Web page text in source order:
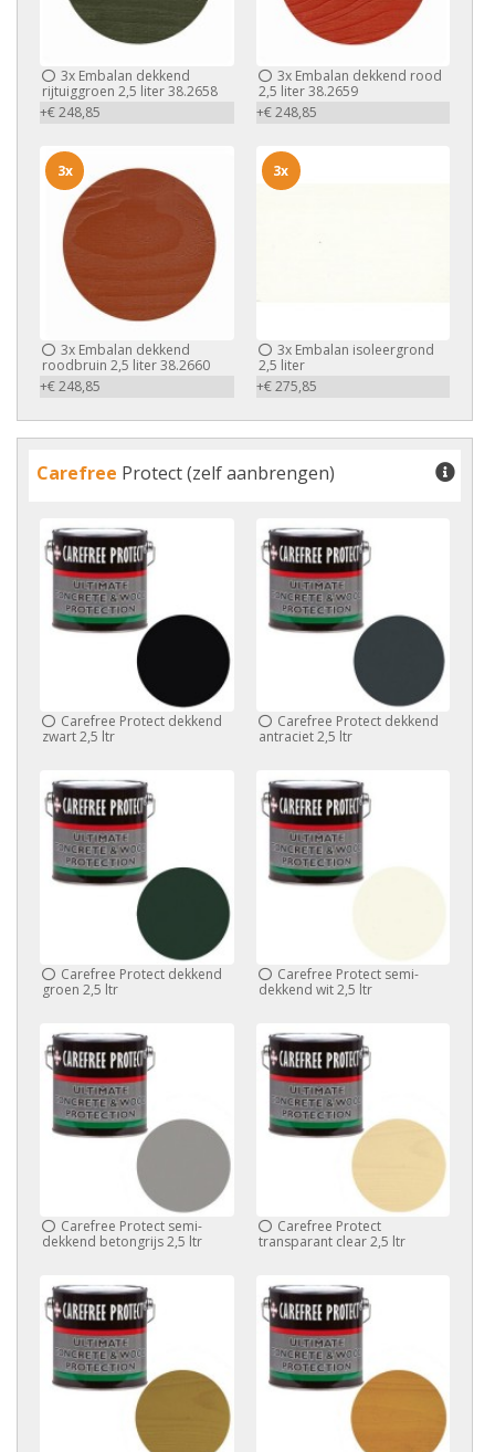
3x Embalan dekkend
rijtuiggroen 2,5 liter 38.2658
+€ 248,85
3xEmbalan dekkend rood
2,5 liter 38.2659
+€ 248,85
3x Embalan dekkend
roodbruin 2,5 liter 38.2660
+€ 248,85
3x
3xEmbalan isoleergrond
2,5 liter
+€ 275,85
3x
Carefree Protect (zelf aanbrengen)
Carefree Protect dekkend
zwart 2,5 ltr
Carefree Protect dekkend
antraciet 2,5 ltr
Carefree Protect dekkend
groen 2,5 ltr
Carefree Protect semi-
dekkend wit 2,5 ltr
Carefree Protect semi-
dekkend betongrijs 2,5 ltr
Carefree Protect
transparant clear 2,5 ltr